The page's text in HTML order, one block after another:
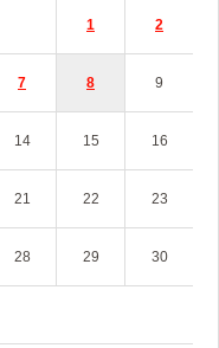
1 2
7 8 9
14 15 16
21 22 23
28 29 30